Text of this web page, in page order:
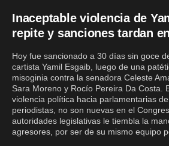
Inaceptable violencia de
repite y sanciones tardan
Hoy fue sancionado a 30 días sin goce
cartista Yamil Esgaib, luego de una
misoginia contra la senadora Celeste
Sara Moreno y Rocío Pereira Da Costa.
violencia política hacia parlamentarias
periodistas, no son nuevas en el
autoridades legislativas le tiembla la
agresores, por ser de su mismo equipo